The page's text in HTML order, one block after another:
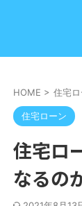
HOME > 住宅
住宅ローン
住宅ロ
なるの